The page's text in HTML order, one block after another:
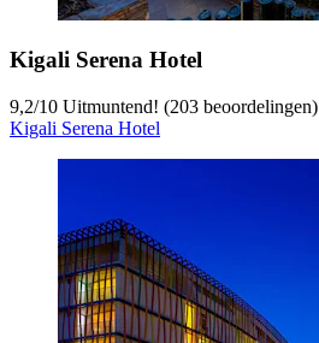
Kigali Serena Hotel
9,2/10 Uitmuntend! (203 beoordelingen)
Kigali Serena Hotel